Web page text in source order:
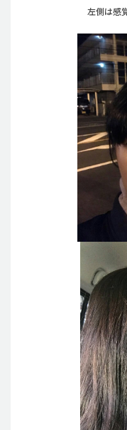
左側は感